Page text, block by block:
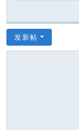
发新帖